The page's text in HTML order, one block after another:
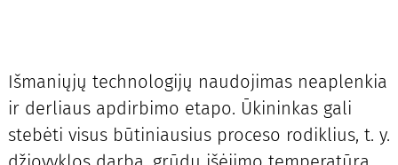
Išmaniųjų technologijų naudojimas neaplenkia
ir derliaus apdirbimo etapo. Ūkininkas gali
stebėti visus būtiniausius proceso rodiklius, t. y.